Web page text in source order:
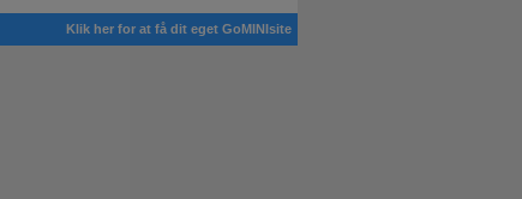
Klik her for at få dit eget GoMINIsite